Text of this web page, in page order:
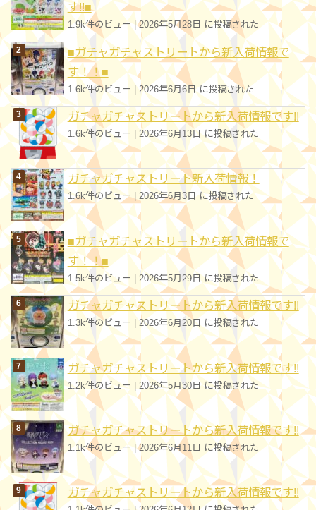
す!!■
1.9k件のビュー|2026年5月28日 に投稿された
■ガチャガチャストリートから新入荷情報で
す！！■
1.6k件のビュー |2026年6月6日 に投稿された
ガチャガチャストリートから新入荷情報です!!
1.6k件のビュー 2026年6月13日 に投稿された
ガチャガチャストリート新入荷情報！
1.6k件のビュー| 2026年6月3日 に投稿された
■ガチャガチャストリートから新入荷情報で
す！！■
1.5k件のビュー 2026年5月29日 に投稿された
ガチャガチャストリートから新入荷情報です!!
1.3k件のビュー |2026年6月20日 に投稿された
ガチャガチャストリートから新入荷情報です!!
1.2k件のビュー | 2026年5月30日 に投稿された
ガチャガチャストリートから新入荷情報です!!
1.1k件のビュー|2026年6月11日 に投稿された
ガチャガチャストリートから新入荷情報です!!